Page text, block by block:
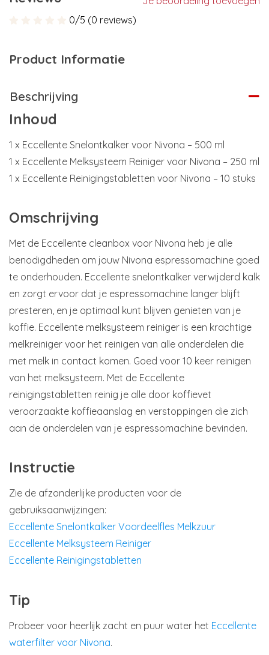
0/5 (0 reviews)
Product Informatie
Beschrijving
Inhoud
1 x Eccellente Snelontkalker voor Nivona – 500 ml
1 x Eccellente Melksysteem Reiniger voor Nivona – 250 ml
1 x Eccellente Reinigingstabletten voor Nivona – 10 stuks
Omschrijving
Met de Eccellente cleanbox voor Nivona heb je alle
benodigdheden om jouw Nivona espressomachine goed
te onderhouden. Eccellente snelontkalker verwijderd kalk
en zorgt ervoor dat je espressomachine langer blijft
presteren, en je optimaal kunt blijven genieten van je
koffie. Eccellente melksysteem reiniger is een krachtige
melkreiniger voor het reinigen van alle onderdelen die
met melk in contact komen. Goed voor 10 keer reinigen
van het melksysteem. Met de Eccellente
reinigingstabletten reinig je alle door koffievet
veroorzaakte koffieaanslag en verstoppingen die zich
aan de onderdelen van je espressomachine bevinden.
Instructie
Zie de afzonderlijke producten voor de
gebruiksaanwijzingen:
Eccellente Snelontkalker Voordeelfles Melkzuur
Eccellente Melksysteem Reiniger
Eccellente Reinigingstabletten
Tip
Probeer voor heerlijk zacht en puur water het Eccellente
waterfilter voor Nivona.